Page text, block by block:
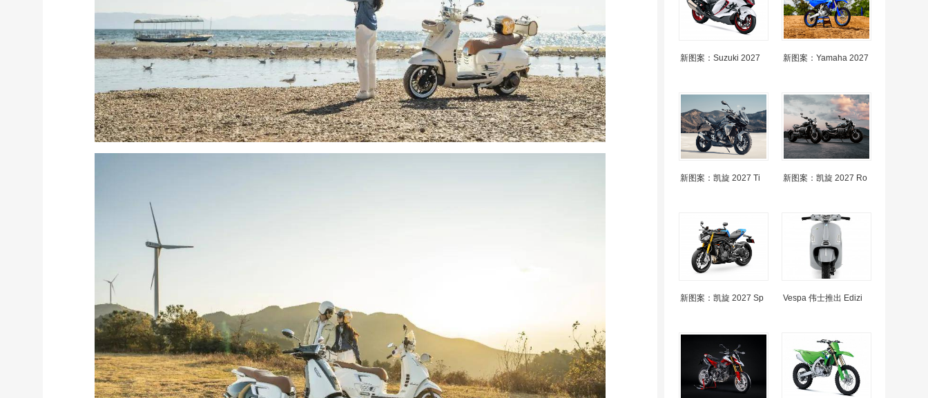
新图案：Suzuki 2027 新图案：Yamaha 2027
新图案：凯旋 2027 Ti 新图案：凯旋 2027 Ro
新图案：凯旋 2027 Sp Vespa 伟士推出 Edizi